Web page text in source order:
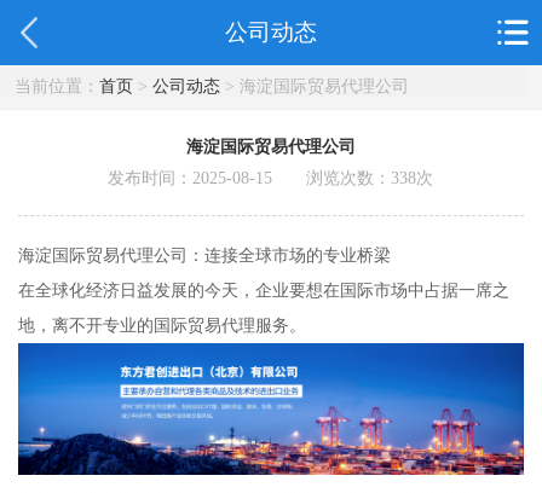
公司动态
当前位置： 首页> 公司动态> 海淀国际贸易代理公司
海淀国际贸易代理公司
发布时间：2025-08-15 浏览次数：338次
海淀国际贸易代理公司：连接全球市场的专业桥梁
在全球化经济日益发展的今天，企业要想在国际市场中占据一席之
地，离不开专业的国际贸易代理服务。